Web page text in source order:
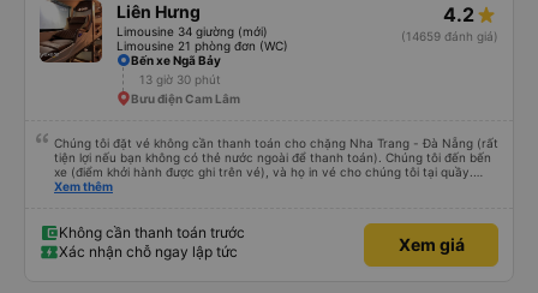
Liên Hưng
Limousine 34 giường (mới)
Limousine 21 phòng đơn (WC)
4.2
(14659 đánh giá)
Bến xe Ngã Bảy
13 giờ 30 phút
Bưu điện Cam Lâm
Chúng tôi đặt vé không cần thanh toán cho chặng Nha Trang - Đà Nẵng (rất
tiện lợi nếu bạn không có thẻ nước ngoài để thanh toán). Chúng tôi đến bến
xe (điểm khởi hành được ghi trên vé), và họ in vé cho chúng tôi tại quầy.
Chúng tôi cũng quyết định mua vé chiều về trực tiếp tại quầy, vì giá vé trên
ấm hoặc áo khoác mỏng, vì thỉnh thoảng trời khá lạnh, và chăn mền thì hơi
cũ, nhưng vẫn có sẵn. Cổng USB để sạc điện thoại hoạt động tốt, và có giấy
vệ sinh. Mọi thứ khá sạch sẽ. Chúng tôi trở về từ Đà Nẵng (bến xe Đà Nẵng,
Xem thêm
Không cần thanh toán trước
Xác nhận chỗ ngay lập tức
Xem giá